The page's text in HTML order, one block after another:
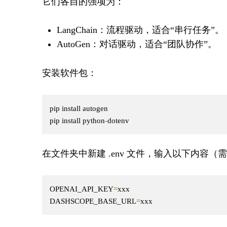
LangChain：流程驱动，适合“串行任务”。
AutoGen：对话驱动，适合“团队协作”。
安装软件包：
pip install autogen
pip install python-dotenv
在文件夹中新建 .env 文件，输入以下内容（
OPENAI_API_KEY=xxx
DASHSCOPE_BASE_URL=xxx